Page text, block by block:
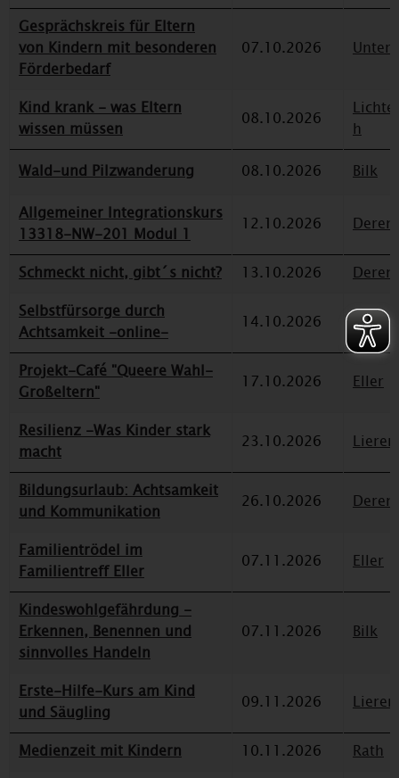
Gesprächskreis für Eltern
von Kindern mit besonderen
Förderbedarf
07.10.2026
Kind krank - was Eltern
wissen müssen
08.10.2026
h
Wald-und Pilzwanderung
08.10.2026
Bilk
Allgemeiner Integrationskurs
13318-NW-201 Modul 1
12.10.2026
Schmeckt nicht, gibt´s nicht? 13.10.2026
Selbstfürsorge durch
Achtsamkeit -online-
14.10.2026
Projekt-Café "Queere Wahl-
Großeltern"
17.10.2026 Eller
Resilienz -Was Kinder stark
macht
23.10.2026
Bildungsurlaub: Achtsamkeit
und Kommunikation
26.10.2026
Familientrödel im
Familientreff Eller
07.11.2026 Eller
Kindeswohlgefährdung -
Erkennen, Benennen und
sinnvolles Handeln
07.11.2026 Bilk
Erste-Hilfe-Kurs am Kind
und Säugling
09.11.2026
Medienzeit mit Kindern 10.11.2026
Rath